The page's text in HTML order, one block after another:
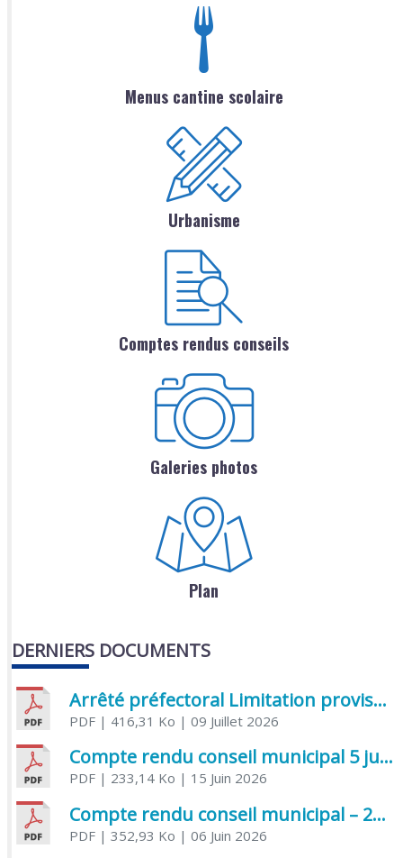
Menus cantine scolaire
Urbanisme
Comptes rendus conseils
Galeries photos
Plan
DERNIERS DOCUMENTS
Arrêté préfectoral Limitation provisoire des usages de l’eau
PDF| 416,31 Ko | 09 Juillet 2026
Compte rendu conseil municipal 5 juin 2026 sénatoriale
PDF| 233,14 Ko | 15 Juin 2026
Compte rendu conseil municipal – 21 avril 2026
PDF| 352,93 Ko | 06 Juin 2026